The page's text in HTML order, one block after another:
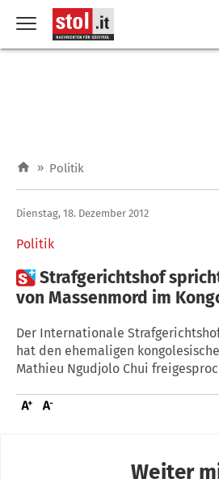
» Politik
Politik
Dienstag, 18. Dezember 2012
Strafgerichtshof
von Massenmord im
Der Internationale
hat den ehemaligen
Mathieu Ngudjolo Chui